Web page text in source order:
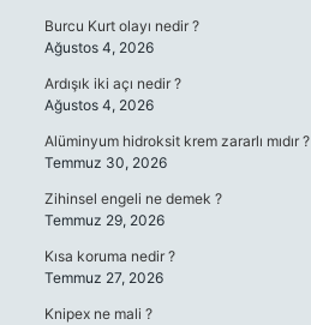
Burcu Kurt olayı nedir ?
Ağustos 4, 2026
Ardışık iki açı nedir ?
Ağustos 4, 2026
Alüminyum hidroksit krem zararlı mıdır ?
Temmuz 30, 2026
Zihinsel engeli ne demek ?
Temmuz 29, 2026
Kısa koruma nedir ?
Temmuz 27, 2026
Knipex ne mali ?